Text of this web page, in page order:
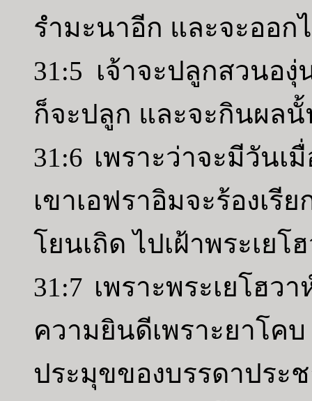
รำมะนาอีก และจะออ
31:5 เจ้าจะปลูกสวนอ
ก็จะปลูก และจะกินผลนั้
31:6 เพราะว่าจะมีวัน
เขาเอฟราอิมจะร้องเ
โยนเถิด ไปเฝ้าพระเยโ
31:7 เพราะพระเยโฮว
ความยินดีเพราะยาโค
ประมุขของบรรดาปร